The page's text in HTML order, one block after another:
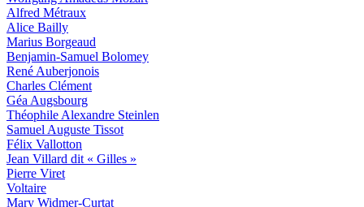
Alfred Métraux
Alice Bailly
Marius Borgeaud
Benjamin-Samuel Bolomey
René Auberjonois
Charles Clément
Géa Augsbourg
Théophile Alexandre Steinlen
Samuel Auguste Tissot
Félix Vallotton
Jean Villard dit « Gilles »
Pierre Viret
Voltaire
Mary Widmer-Curtat